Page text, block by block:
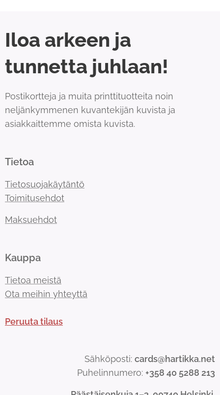
Iloa arkeen ja
tunnetta juhlaan!
Postikortteja ja muita printtituotteita noin
neljänkymmenen kuvantekijän kuvista ja
asiakkaittemme omista kuvista.
Tietoa
Tietosuojakäytäntö
Toimitusehdot
Maksuehdot
Kauppa
Tietoa meistä
Ota meihin yhteyttä
Peruuta tilaus
Sähköposti: cards@hartikka.net
Puhelinnumero: +358 40 5288 213